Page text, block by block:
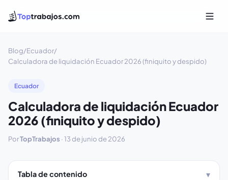
Blog/Ecuador/
Calculadora de liquidación Ecuador 2026 (finiquito y despido)
Ecuador
Calculadora de liquidación Ecuador
2026 (finiquito y despido)
PorTopTrabajos ·13 de junio de 2026
Tabla de contenido